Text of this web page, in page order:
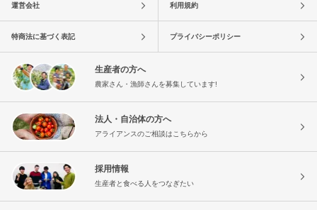
運営会社 利用規約
特商法に基づく表記 プライバシーポリシー
生産者の方へ
農家さん・漁師さんを募集しています!
法人・自治体の方へ
アライアンスのご相談はこちらから
採用情報
生産者と食べる人をつなぎたい